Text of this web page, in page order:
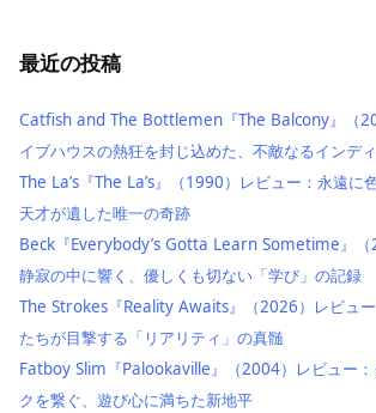
最近の投稿
Catfish and The Bottlemen『The Balcony』（
イブハウスの熱狂を封じ込めた、不敵なるインデ
The La’s『The La’s』（1990）レビュー：永遠に
天才が遺した唯一の奇跡
Beck『Everybody’s Gotta Learn Sometime』（
静寂の中に響く、優しくも切ない「学び」の記録
The Strokes『Reality Awaits』（2026）レビュ
たちが目撃する「リアリティ」の真髄
Fatboy Slim『Palookaville』（2004）レビュー：
クを繋ぐ、遊び心に満ちた新地平